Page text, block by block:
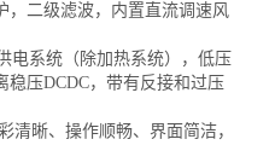
，二级滤波，内置直流调速风
电系统（除加热系统），低压
稳压DCDC，带有反接和过压
清晰、操作顺畅、 界面简洁，